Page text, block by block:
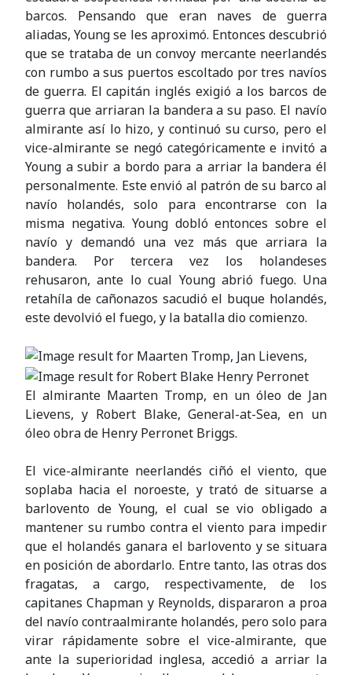
barcos. Pensando que eran naves de guerra
aliadas, Young se les aproximó. Entonces descubrió
que se trataba de un convoy mercante neerlandés
con rumbo a sus puertos escoltado por tres navíos
de guerra. El capitán inglés exigió a los barcos de
guerra que arriaran la bandera a su paso. El navío
almirante así lo hizo, y continuó su curso, pero el
vice-almirante se negó categóricamente e invitó a
Young a subir a bordo para a arriar la bandera él
personalmente. Este envió al patrón de su barco al
navío holandés, solo para encontrarse con la
misma negativa. Young dobló entonces sobre el
navío y demandó una vez más que arriara la
bandera. Por tercera vez los holandeses
rehusaron, ante lo cual Young abrió fuego. Una
retahíla de cañonazos sacudió el buque holandés,
este devolvió el fuego, y la batalla dio comienzo.
El almirante Maarten Tromp, en un óleo de Jan
Lievens, y Robert Blake, General-at-Sea, en un
óleo obra de Henry Perronet Briggs.
El vice-almirante neerlandés ciñó el viento, que
soplaba hacia el noroeste, y trató de situarse a
barlovento de Young, el cual se vio obligado a
mantener su rumbo contra el viento para impedir
que el holandés ganara el barlovento y se situara
en posición de abordarlo. Entre tanto, las otras dos
fragatas, a cargo, respectivamente, de los
capitanes Chapman y Reynolds, dispararon a proa
del navío contraalmirante holandés, pero solo para
virar rápidamente sobre el vice-almirante, que
ante la superioridad inglesa, accedió a arriar la